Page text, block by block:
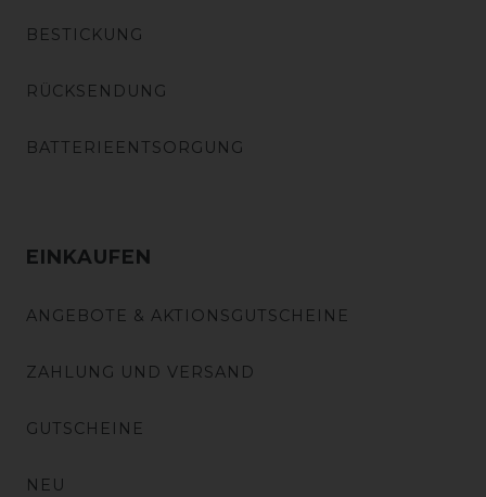
BESTICKUNG
RÜCKSENDUNG
BATTERIEENTSORGUNG
EINKAUFEN
ANGEBOTE & AKTIONSGUTSCHEINE
ZAHLUNG UND VERSAND
GUTSCHEINE
NEU